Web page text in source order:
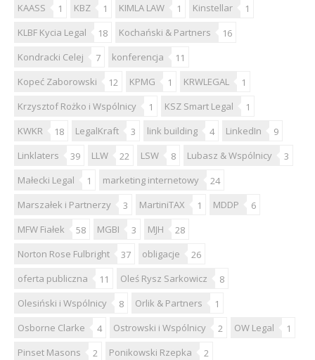
KAASS
1 KBZ 1 KIMLA LAW 1 Kinstellar
1
KLBF Kycia Legal
18 Kochański & Partners
16
Kondracki Celej
7 konferencja
11
Kopeć Zaborowski
12 KPMG 1 KRWLEGAL
1
Krzysztof Rożko i Wspólnicy
1 KSZ Smart Legal
1
KWKR
18 LegalKraft 3 link building 4 LinkedIn
9
Linklaters
39 LLW 22 LSW 8 Lubasz & Wspólnicy
3
Małecki Legal
1 marketing internetowy
24
Marszałek i Partnerzy
3 MartiniTAX 1 MDDP
6
MFW Fiałek
58 MGBI 3 MJH
28
Norton Rose Fulbright
37 obligacje
26
oferta publiczna
11 Oleś Rysz Sarkowicz
8
Olesiński i Wspólnicy
8 Orlik & Partners
1
Osborne Clarke
4 Ostrowski i Wspólnicy 2 OW Legal
1
Pinset Masons
2 Ponikowski Rzepka
2